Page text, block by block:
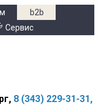
b2b
Сервис
8 (343) 229-31-31,